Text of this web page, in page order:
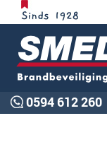
0594 612 260